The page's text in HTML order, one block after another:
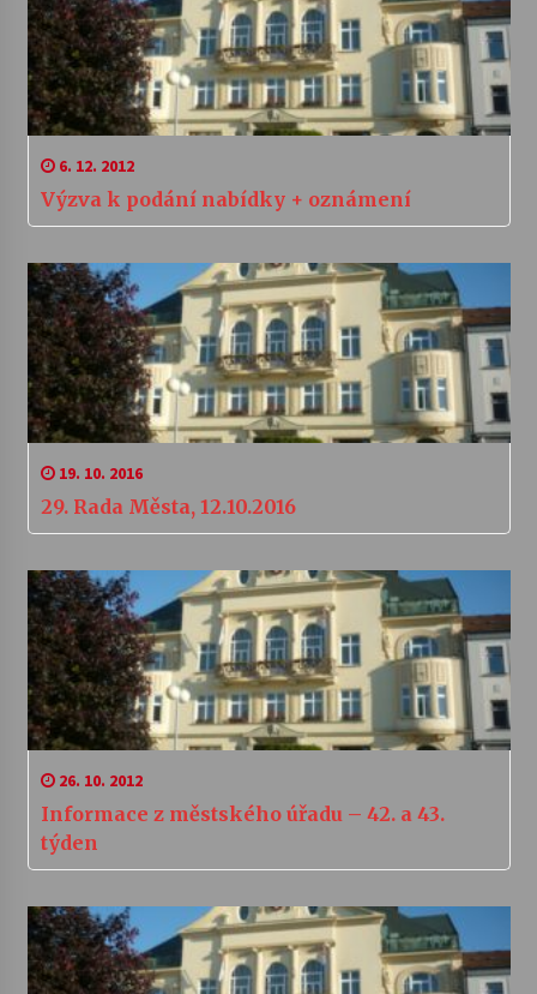
6. 12. 2012
Výzva k podání nabídky + oznámení
19. 10. 2016
29. Rada Města, 12.10.2016
26. 10. 2012
Informace z městského úřadu – 42. a 43.
týden